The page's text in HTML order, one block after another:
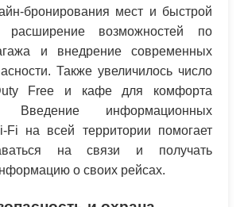
бронирования мест и быстрой
расширение возможностей по
и внедрение современных
Также увеличилось число
Free и кафе для комфорта
Введение информационных
Fi на всей территории помогает
на связи и получать
о своих рейсах.